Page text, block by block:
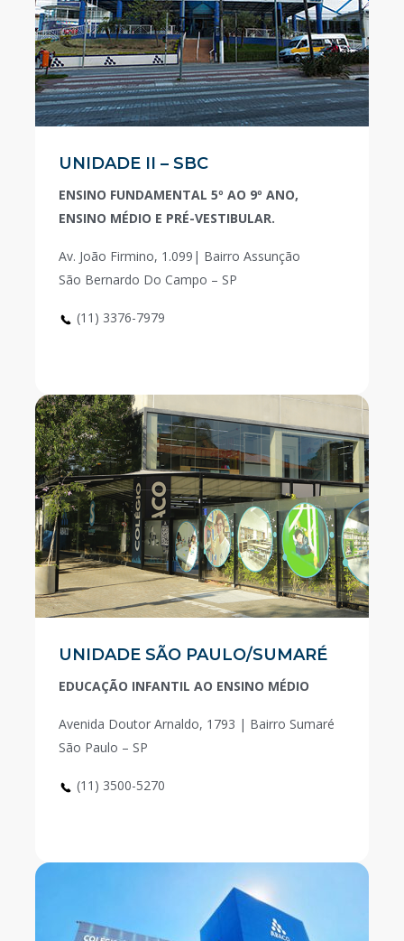
UNIDADE II – SBC
ENSINO FUNDAMENTAL 5º AO 9º ANO,
ENSINO MÉDIO E PRÉ-VESTIBULAR.
Av. João Firmino, 1.099| Bairro Assunção
São Bernardo Do Campo – SP
(11) 3376-7979
UNIDADE SÃO PAULO/SUMARÉ
EDUCAÇÃO INFANTIL AO ENSINO MÉDIO
Avenida Doutor Arnaldo, 1793 | Bairro Sumaré
São Paulo – SP
(11) 3500-5270